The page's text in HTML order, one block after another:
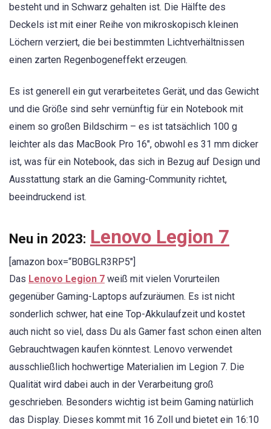
besteht und in Schwarz gehalten ist. Die Hälfte des
Deckels ist mit einer Reihe von mikroskopisch kleinen
Löchern verziert, die bei bestimmten Lichtverhältnissen
einen zarten Regenbogeneffekt erzeugen.
Es ist generell ein gut verarbeitetes Gerät, und das Gewicht
und die Größe sind sehr vernünftig für ein Notebook mit
einem so großen Bildschirm – es ist tatsächlich 100 g
leichter als das MacBook Pro 16″, obwohl es 31 mm dicker
ist, was für ein Notebook, das sich in Bezug auf Design und
Ausstattung stark an die Gaming-Community richtet,
beeindruckend ist.
Neu in 2023: Lenovo Legion 7
[amazon box=“B0BGLR3RP5″]
Das Lenovo Legion 7 weiß mit vielen Vorurteilen
gegenüber Gaming-Laptops aufzuräumen. Es ist nicht
sonderlich schwer, hat eine Top-Akkulaufzeit und kostet
auch nicht so viel, dass Du als Gamer fast schon einen alten
Gebrauchtwagen kaufen könntest. Lenovo verwendet
ausschließlich hochwertige Materialien im Legion 7. Die
Qualität wird dabei auch in der Verarbeitung groß
geschrieben. Besonders wichtig ist beim Gaming natürlich
das Display. Dieses kommt mit 16 Zoll und bietet ein 16:10